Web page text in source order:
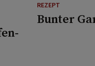
REZEPT
Bunter